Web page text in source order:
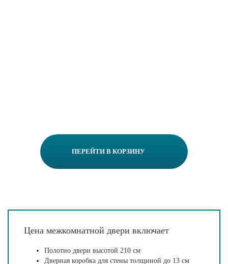
ПЕРЕЙТИ В КОРЗИНУ
Цена межкомнатной двери включает
Полотно двери высотой 210 см
Дверная коробка для стены толщиной до 13 см